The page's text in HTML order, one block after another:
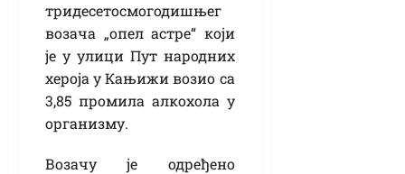
тридесетосмогодишњег
возача „опел астре“ који
је у улици Пут народних
хероја у Кањижи возио са
3,85 промила алкохола у
организму.
Возачу је одређено